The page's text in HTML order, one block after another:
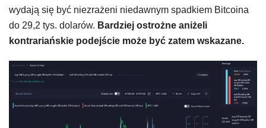
wydają się być niezrażeni niedawnym spadkiem Bitcoina
do 29,2 tys. dolarów. Bardziej ostrożne aniżeli
kontrariańskie podejście może być zatem wskazane.